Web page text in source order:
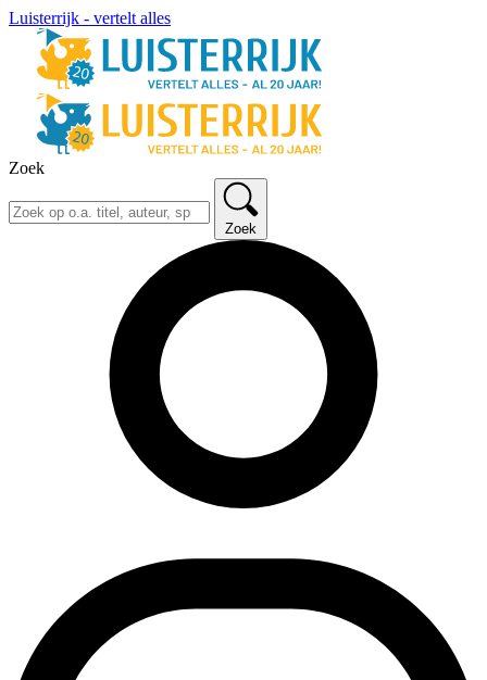
Luisterrijk - vertelt alles
Zoek
Zoek